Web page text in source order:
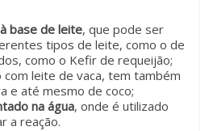
base de leite, que pode ser
tipos de leite, como o de
como o Kefir de requeijão;
leite de vaca, tem também
e até mesmo de coco;
na água, onde é utilizado
a reação.